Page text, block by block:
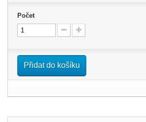
Počet
Přidat do košíku